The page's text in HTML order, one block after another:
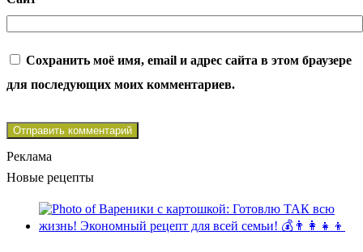
Сохранить моё имя, email и адрес сайта в этом браузере
для последующих моих комментариев.
Реклама
Новые рецепты